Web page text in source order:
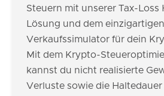
Steuern mit unserer Tax-Loss
Lösung und dem einzigartigen
Verkaufssimulator für dein
Mit dem Krypto-
kannst du nicht realisierte
Verluste sowie die